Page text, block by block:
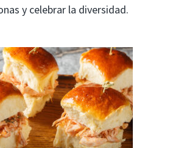
y celebrar la diversidad.